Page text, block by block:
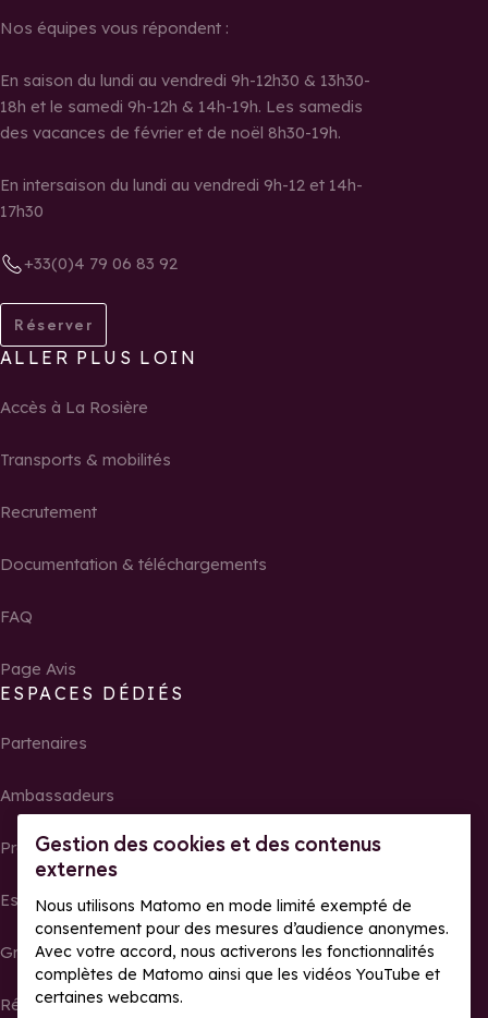
Gestion des cookies et des contenus
externes
Nous utilisons Matomo en mode limité exempté de
consentement pour des mesures d’audience anonymes.
Avec votre accord, nous activerons les fonctionnalités
complètes de Matomo ainsi que les vidéos YouTube et
certaines webcams.
Nos équipes vous répondent :
En saison du lundi au vendredi 9h-12h30 & 13h30-
18h et le samedi 9h-12h & 14h-19h. Les samedis
des vacances de février et de noël 8h30-19h.
En intersaison du lundi au vendredi 9h-12 et 14h-
17h30
+33(0)4 79 06 83 92
Réserver
ALLER PLUS LOIN
Accès à La Rosière
Transports & mobilités
Recrutement
Documentation & téléchargements
FAQ
Page Avis
ESPACES DÉDIÉS
Partenaires
Ambassadeurs
Propriétaires
Espace presse
Groupes, séminaires et tour operator
Résultats et photos de courses